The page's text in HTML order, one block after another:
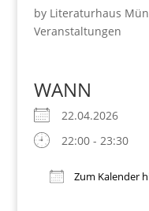
by Literaturhaus
Veranstaltungen
WANN
22.04.2026
22:00 - 23:30
Zum Kalender